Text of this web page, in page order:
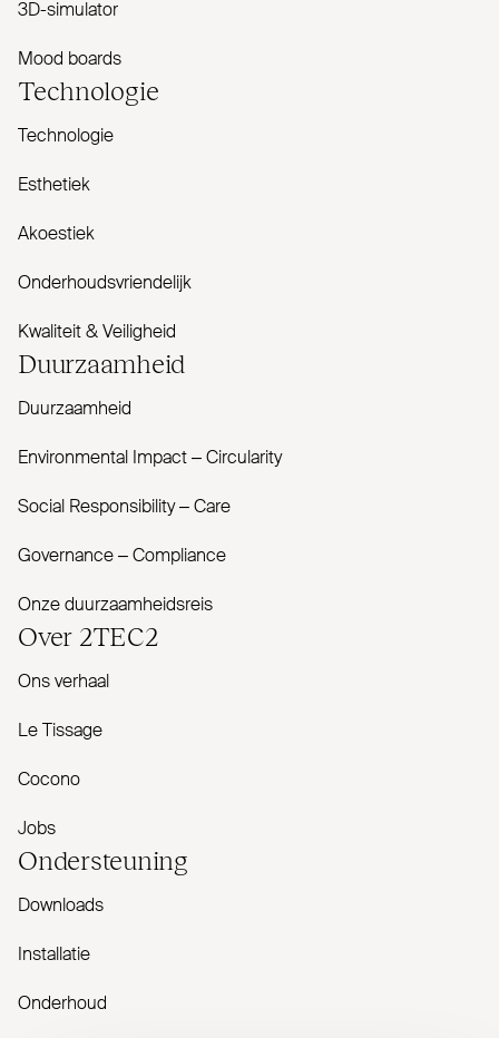
3D-simulator
Mood boards
Tech­nologie
Technologie
Esthetiek
Akoestiek
Onderhoudsvriendelijk
Kwaliteit & Veiligheid
Duur­zaamheid
Duurzaamheid
Envi­ronmental Impact – Cir­cularity
Social Responsibility – Care
Governance – Com­pliance
Onze duurzaamheidsreis
Over 2TEC2
Ons verhaal
Le Tissage
Cocono
Jobs
Onder­steuning
Downloads
Installatie
Onderhoud